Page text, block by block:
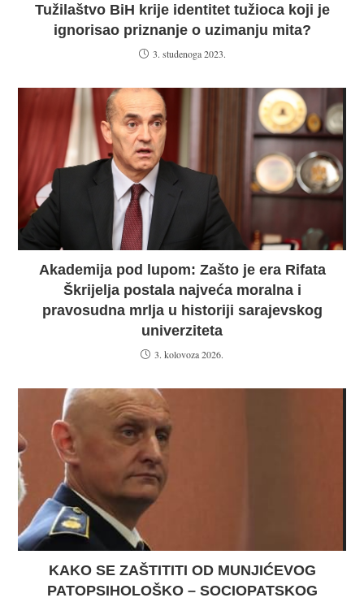
Tužilaštvo BiH krije identitet tužioca koji je
ignorisao priznanje o uzimanju mita?
3. studenoga 2023.
Akademija pod lupom: Zašto je era Rifata
Škrijelja postala najveća moralna i
pravosudna mrlja u historiji sarajevskog
univerziteta
3. kolovoza 2026.
KAKO SE ZAŠTITITI OD MUNJIĆEVOG
PATOPSIHOLOŠKO – SOCIOPATSKOG